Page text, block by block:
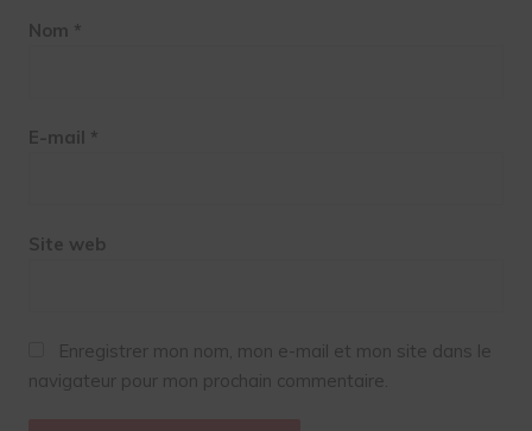
Nom *
E-mail *
Site web
Enregistrer mon nom, mon e-mail et mon site dans le
navigateur pour mon prochain commentaire.